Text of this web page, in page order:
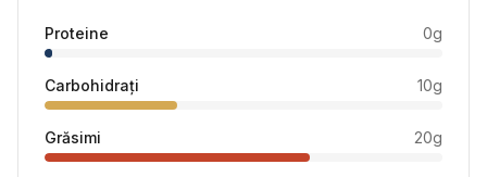
Proteine 0g
Carbohidrați 10g
Grăsimi 20g